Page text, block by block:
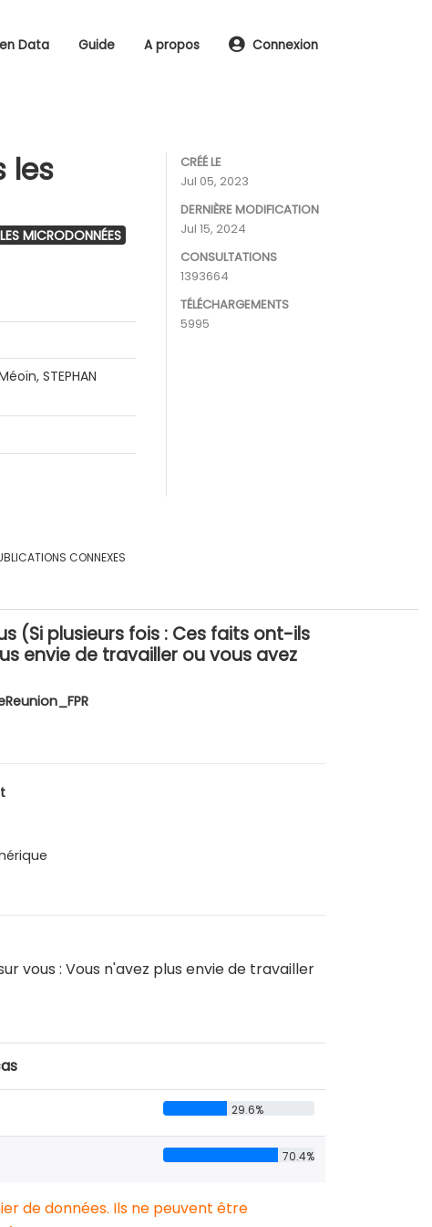
Data Guide A propos Connexion
les
MICRODONNÉES
STEPHAN
CRÉÉ LE
Jul 05, 2023
DERNIÈRE MODIFICATION
Jul 15, 2024
CONSULTATIONS
1393664
TÉLÉCHARGEMENTS
5995
CONNEXES
(Si plusieurs fois : Ces faits ont-ils
envie de travailler ou vous avez
vous : Vous n'avez plus envie de travailler
29.6%
70.4%
de données. Ils ne peuvent être